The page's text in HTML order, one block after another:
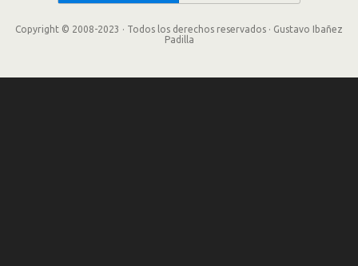
Copyright © 2008-2023 · Todos los derechos reservados · Gustavo Ibañez
Padilla